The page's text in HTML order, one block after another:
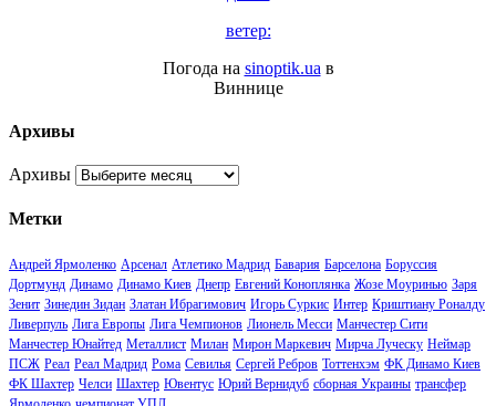
ветер:
Погода на sinoptik.ua в
Виннице
Архивы
Архивы
Метки
Андрей Ярмоленко Арсенал Атлетико Мадрид Бавария Барселона Боруссия
Дортмунд Динамо Динамо Киев Днепр Евгений Коноплянка Жозе Моуринью Заря
Зенит Зинедин Зидан Златан Ибрагимович Игорь Суркис Интер Криштиану Роналду
Ливерпуль Лига Европы Лига Чемпионов Лионель Месси Манчестер Сити
Манчестер Юнайтед Металлист Милан Мирон Маркевич Мирча Луческу Неймар
ПСЖ Реал Реал Мадрид Рома Севилья Сергей Ребров Тоттенхэм ФК Динамо Киев
ФК Шахтер Челси Шахтер Ювентус Юрий Вернидуб сборная Украины трансфер